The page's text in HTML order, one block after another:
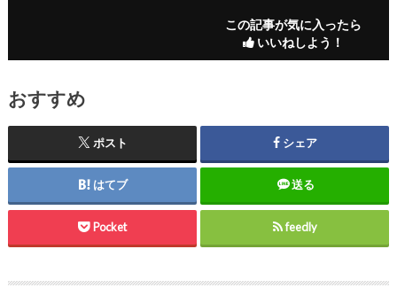
この記事が気に入ったら
いいねしよう！
おすすめ
ポスト シェア
はてブ 送る
Pocket feedly